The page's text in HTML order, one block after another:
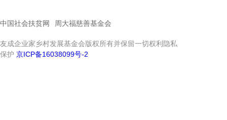
中国社会扶贫网 周大福慈善基金会
友成企业家乡村发展基金会版权所有并保留一切权利隐私
保护 京ICP备16038099号-2